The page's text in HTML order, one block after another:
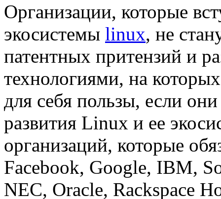
Организации, которые
экосистемы linux, не
патентных притензий и
технологиями, на
для себя пользы, если
развития Linux и ее
организаций, которые
Facebook, Google, IBM,
NEC, Oracle, Rackspace